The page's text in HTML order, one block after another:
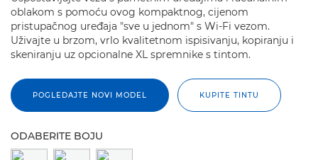
oblakom s pomoću ovog kompaktnog, cijenom
pristupačnog uređaja "sve u jednom" s Wi-Fi vezom.
Uživajte u brzom, vrlo kvalitetnom ispisivanju, kopiranju i
skeniranju uz opcionalne XL spremnike s tintom.
POGLEDAJTE NOVI MODEL KUPITE TINTU
ODABERITE BOJU